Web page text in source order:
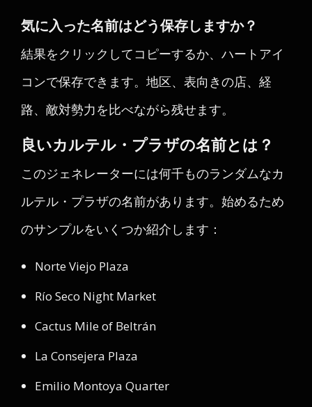
気に入った名前はどう保存しますか？
結果をクリックしてコピーするか、ハートアイ
コンで保存できます。地区、表向きの店、経
路、敵対勢力を比べながら残せます。
良いカルテル・プラザの名前とは？
このジェネレーターには何千ものランダムなカ
ルテル・プラザの名前があります。始めるため
のサンプルをいくつか紹介します：
Norte Viejo Plaza
Río Seco Night Market
Cactus Mile of Beltrán
La Consejera Plaza
Emilio Montoya Quarter